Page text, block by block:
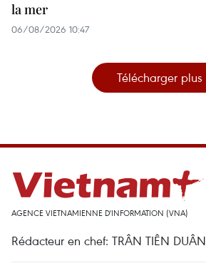
la mer
06/08/2026 10:47
Télécharger plus
AGENCE VIETNAMIENNE D'INFORMATION (VNA)
Rédacteur en chef: TRÂN TIÊN DUÂN